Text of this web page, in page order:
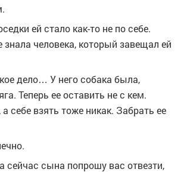
ей стало как-то не по себе.
знала человека, который завещал ей
дело… У него собака была,
Теперь ее оставить не с кем.
себе взять тоже никак. Забрать ее
сейчас сына попрошу вас отвезти,